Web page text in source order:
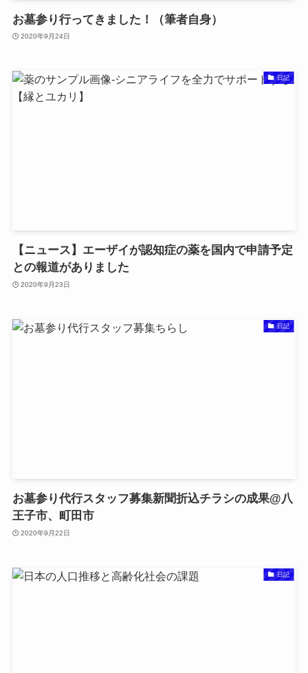
お墓参り行ってきました！（筆者自身）
2020年9月24日
日記
【ニュース】エーザイが認知症の薬を国内で申請予定
との報道がありました
2020年9月23日
日記
お墓参り代行スタッフ募集新聞折込チラシの成果@八
王子市、町田市
2020年9月22日
日記